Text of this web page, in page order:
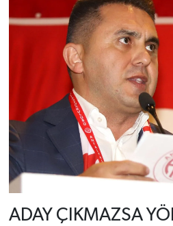
ADAY ÇIKMAZSA